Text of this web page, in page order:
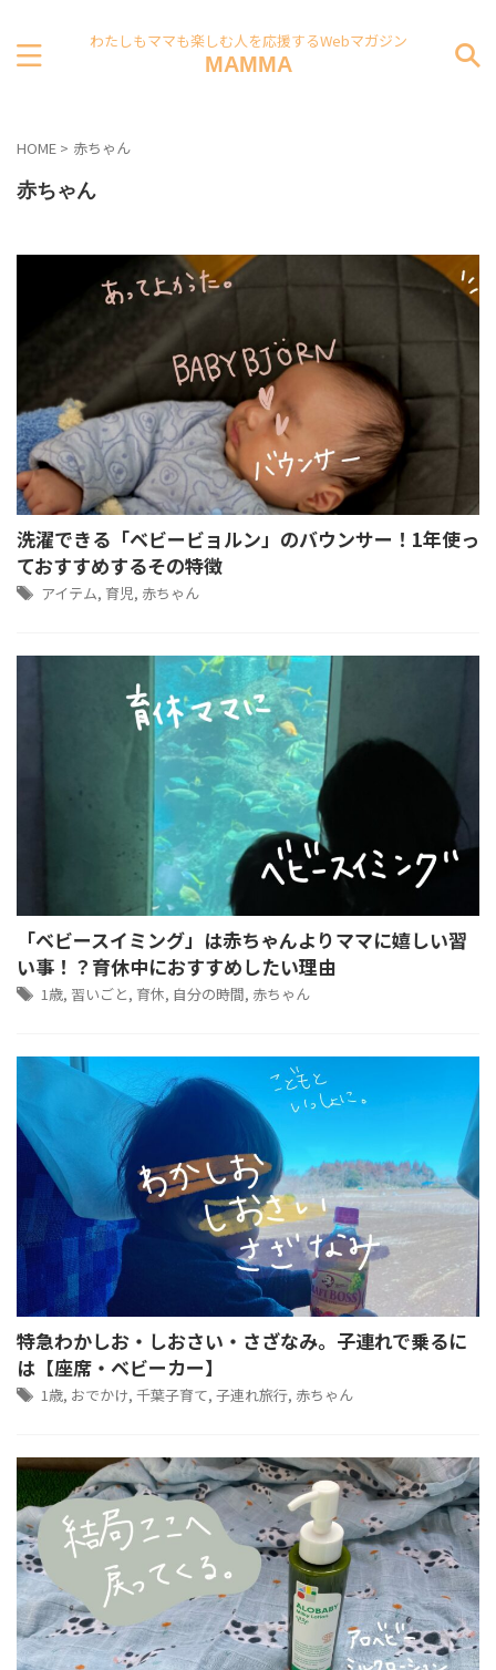
わたしもママも楽しむ人を応援するWebマガジン
MAMMA
HOME > 赤ちゃん
赤ちゃん
洗濯できる「ベビービョルン」のバウンサー！1年使っ
ておすすめするその特徴
アイテム, 育児, 赤ちゃん
「ベビースイミング」は赤ちゃんよりママに嬉しい習
い事！？育休中におすすめしたい理由
1歳, 習いごと, 育休, 自分の時間, 赤ちゃん
特急わかしお・しおさい・さざなみ。子連れで乗るに
は【座席・ベビーカー】
1歳, おでかけ, 千葉子育て, 子連れ旅行, 赤ちゃん